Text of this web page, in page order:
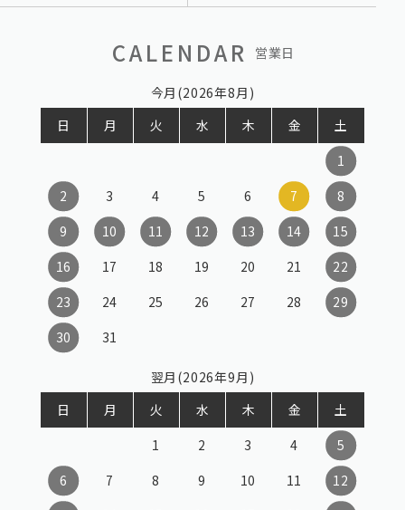
CALENDAR 営業日
今月(2026年8月)
日
月 火 水 木 金
土
1
2
3 4 5 6 7
8
9
10 11 12 13 14
15
16
17 18 19 20 21
22
23
24 25 26 27 28
29
30
31
翌月(2026年9月)
日
月 火 水 木 金
土
1
2 3 4
5
6
7 8 9 10 11
12